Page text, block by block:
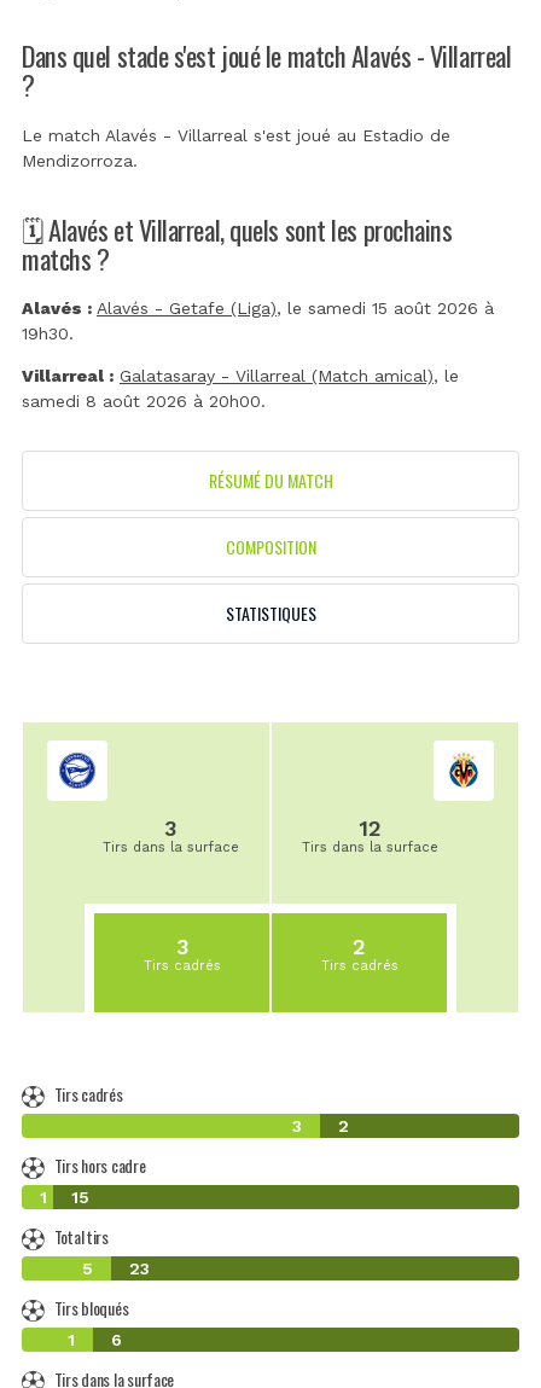
Dans quel stade s'est joué le match Alavés - Villarreal
?
Le match Alavés - Villarreal s'est joué au Estadio de
Mendizorroza.
🗓️ Alavés et Villarreal, quels sont les prochains
matchs ?
Alavés : Alavés - Getafe (Liga), le samedi 15 août 2026 à
19h30.
Villarreal : Galatasaray - Villarreal (Match amical), le
samedi 8 août 2026 à 20h00.
RÉSUMÉ DU MATCH
COMPOSITION
STATISTIQUES
3
Tirs dans la surface
3
Tirs cadrés
12
Tirs dans la surface
2
Tirs cadrés
Tirs cadrés
3 2
Tirs hors cadre
1 15
Total tirs
5 23
Tirs bloqués
1 6
Tirs dans la surface